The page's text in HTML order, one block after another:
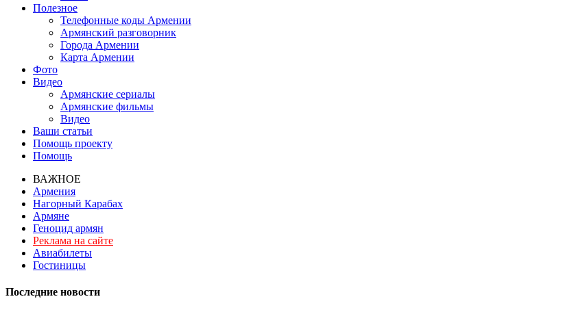
Полезное
Телефонные коды Армении
Армянский разговорник
Города Армении
Карта Армении
Фото
Видео
Армянские сериалы
Армянские фильмы
Видео
Ваши статьи
Помощь проекту
Помощь
ВАЖНОЕ
Армения
Нагорный Карабах
Армяне
Геноцид армян
Реклама на сайте
Авиабилеты
Гостиницы
Последние новости